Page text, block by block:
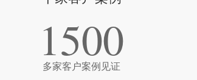
1500
多家客户案例见证